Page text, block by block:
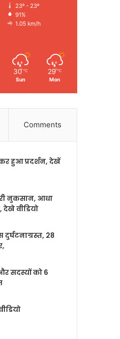
23º - 23º
91%
1.05 km/h
30 ℃
Sun
29 ℃
Mon
Comments
हुआ प्रदर्शन, देखें
नुकसान, आधा
वीडियो
दुर्घटनाग्रस्त, 28
सदस्यों को 6